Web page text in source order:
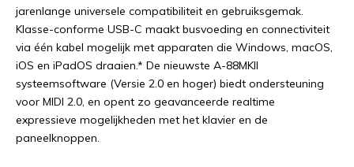
jarenlange universele compatibiliteit en gebruiksgemak.
Klasse-conforme USB-C maakt busvoeding en connectiviteit
via één kabel mogelijk met apparaten die Windows, macOS,
iOS en iPadOS draaien.* De nieuwste A-88MKII
systeemsoftware (Versie 2.0 en hoger) biedt ondersteuning
voor MIDI 2.0, en opent zo geavanceerde realtime
expressieve mogelijkheden met het klavier en de
paneelknoppen.